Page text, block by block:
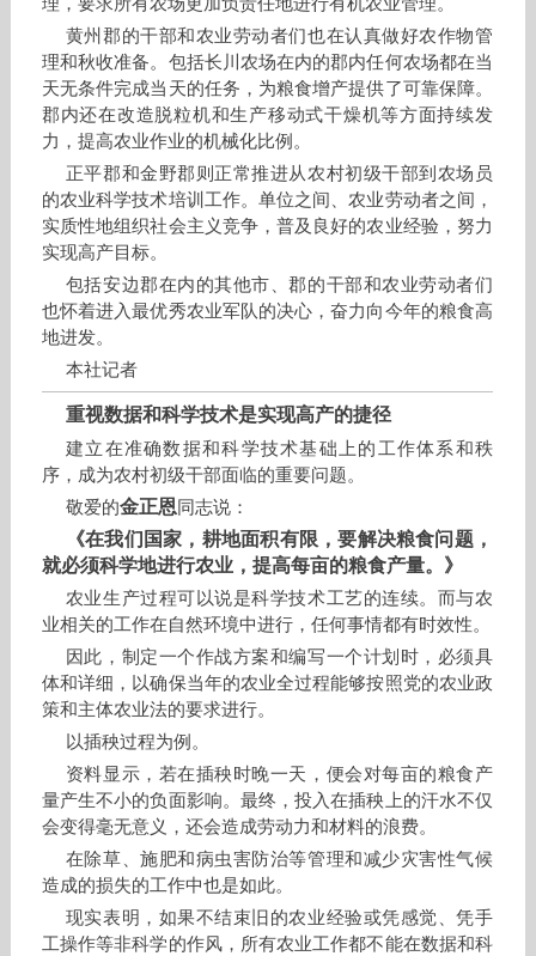
理，要求所有农场更加负责任地进行有机农业管理。
黄州郡的干部和农业劳动者们也在认真做好农作物管
理和秋收准备。包括长川农场在内的郡内任何农场都在当
天无条件完成当天的任务，为粮食增产提供了可靠保障。
郡内还在改造脱粒机和生产移动式干燥机等方面持续发
力，提高农业作业的机械化比例。
正平郡和金野郡则正常推进从农村初级干部到农场员
的农业科学技术培训工作。单位之间、农业劳动者之间，
实质性地组织社会主义竞争，普及良好的农业经验，努力
实现高产目标。
包括安边郡在内的其他市、郡的干部和农业劳动者们
也怀着进入最优秀农业军队的决心，奋力向今年的粮食高
地进发。
本社记者
重视数据和科学技术是实现高产的捷径
建立在准确数据和科学技术基础上的工作体系和秩
序，成为农村初级干部面临的重要问题。
敬爱的金正恩同志说：
《在我们国家，耕地面积有限，要解决粮食问题，
就必须科学地进行农业，提高每亩的粮食产量。》
农业生产过程可以说是科学技术工艺的连续。而与农
业相关的工作在自然环境中进行，任何事情都有时效性。
因此，制定一个作战方案和编写一个计划时，必须具
体和详细，以确保当年的农业全过程能够按照党的农业政
策和主体农业法的要求进行。
以插秧过程为例。
资料显示，若在插秧时晚一天，便会对每亩的粮食产
量产生不小的负面影响。最终，投入在插秧上的汗水不仅
会变得毫无意义，还会造成劳动力和材料的浪费。
在除草、施肥和病虫害防治等管理和减少灾害性气候
造成的损失的工作中也是如此。
现实表明，如果不结束旧的农业经验或凭感觉、凭手
工操作等非科学的作风，所有农业工作都不能在数据和科